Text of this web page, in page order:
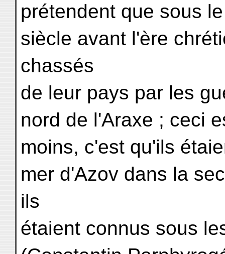
prétendent que sous
siècle avant l'ère
chassés
de leur pays par les
nord de l'Araxe ; ceci
moins, c'est qu'ils
mer d'Azov dans la
ils
étaient connus sous